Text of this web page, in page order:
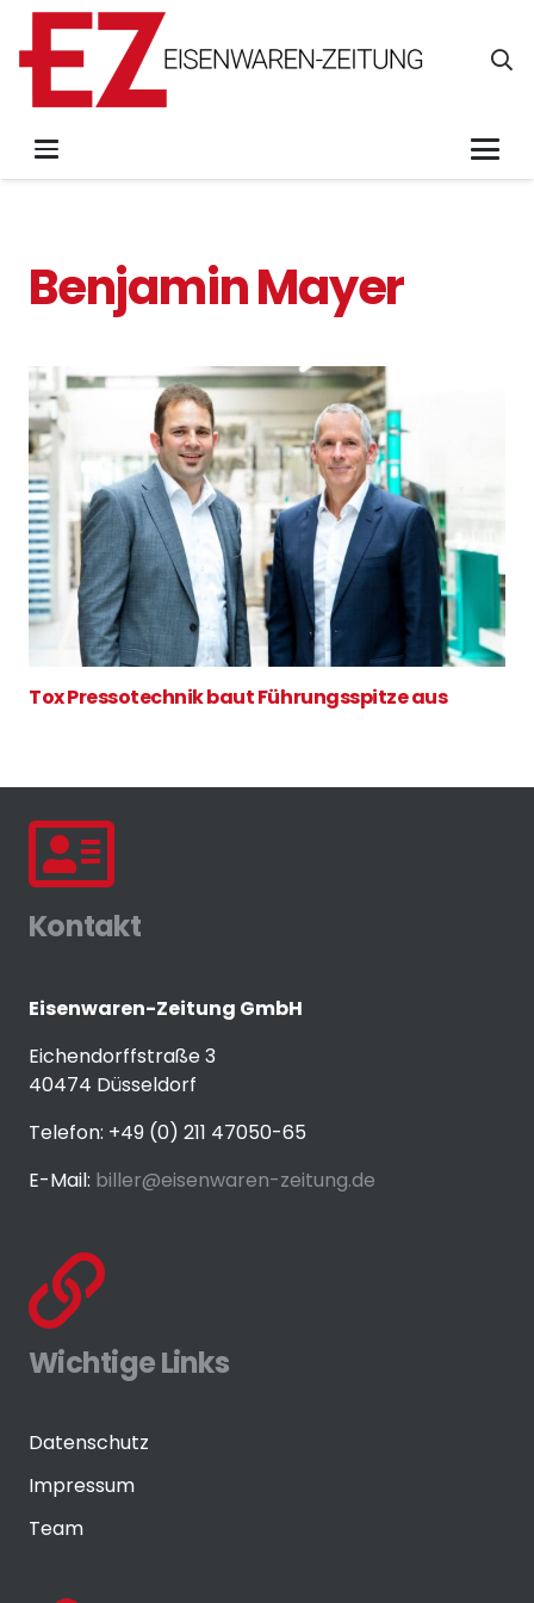
Benjamin Mayer
Tox Pressotechnik baut Führungsspitze aus
Kontakt
Eisenwaren-Zeitung GmbH
Eichendorffstraße 3
40474 Düsseldorf
Telefon: +49 (0) 211 47050-65
E-Mail: biller@eisenwaren-zeitung.de
Wichtige Links
Datenschutz
Impressum
Team